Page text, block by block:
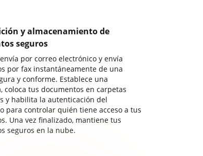
y almacenamiento de
seguros
por correo electrónico y envía
por fax instantáneamente de una
y conforme. Establece una
coloca tus documentos en carpetas
y habilita la autenticación del
para controlar quién tiene acceso a tus
Una vez finalizado, mantiene tus
seguros en la nube.